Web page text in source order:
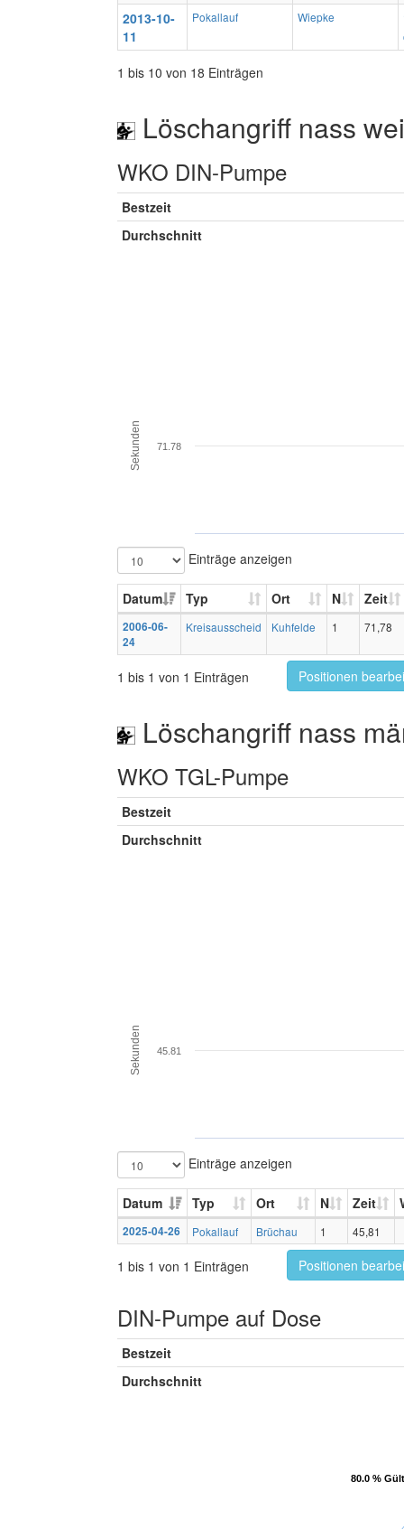
2013-10-
11
Pokallauf Wiepke
1 bis 10 von 18 Einträgen
Löschangriff nass
WKO DIN-Pumpe
Bestzeit
Durchschnitt
Sekunden 71.78
Einträge anzeigen
Datum Typ Ort N Zeit
2006-06-
24
Kreisausscheid Kuhfelde 1 71,78
1 bis 1 von 1 Einträgen Positionen
Löschangriff nass
WKO TGL-Pumpe
Bestzeit
Durchschnitt
Sekunden 45.81
Einträge anzeigen
Datum Typ Ort N Zeit
2025-04-26 Pokallauf Brüchau 1 45,81
1 bis 1 von 1 Einträgen Positionen
DIN-Pumpe auf Dose
Bestzeit
Durchschnitt
80.0 %
80.0 %